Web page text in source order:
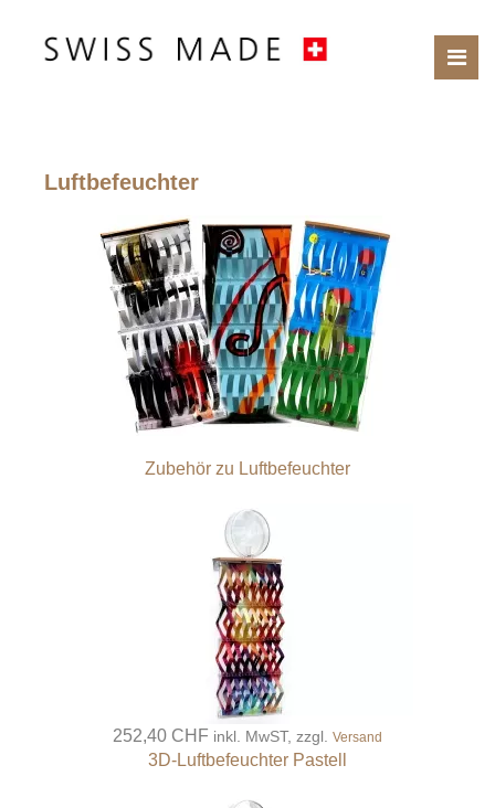
Luftbefeuchter
Zubehör zu Luftbefeuchter
252,40 CHF inkl. MwST, zzgl. Versand
3D-Luftbefeuchter Pastell